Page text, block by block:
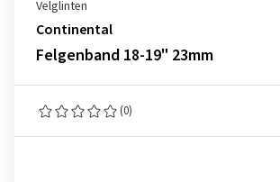
Velglinten
Continental
Felgenband 18-19" 23mm
(0)